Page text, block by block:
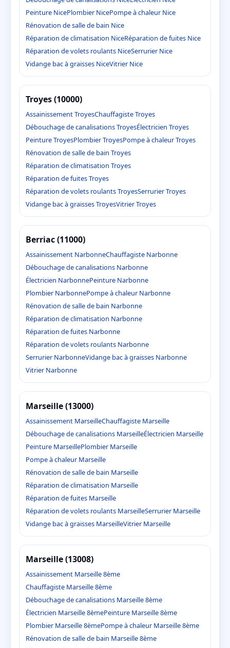
Peinture NicePlombier NicePompe à chaleur Nice
Rénovation de salle de bain Nice
Réparation de climatisation NiceRéparation de fuites Nice
Réparation de volets roulants NiceSerrurier Nice
Vidange bac à graisses NiceVitrier Nice
Troyes (10000)
Assainissement TroyesChauffagiste Troyes
Débouchage de canalisations TroyesÉlectricien Troyes
Peinture TroyesPlombier TroyesPompe à chaleur Troyes
Rénovation de salle de bain Troyes
Réparation de climatisation Troyes
Réparation de fuites Troyes
Réparation de volets roulants TroyesSerrurier Troyes
Vidange bac à graisses TroyesVitrier Troyes
Berriac (11000)
Assainissement NarbonneChauffagiste Narbonne
Débouchage de canalisations Narbonne
Électricien NarbonnePeinture Narbonne
Plombier NarbonnePompe à chaleur Narbonne
Rénovation de salle de bain Narbonne
Réparation de climatisation Narbonne
Réparation de fuites Narbonne
Réparation de volets roulants Narbonne
Serrurier NarbonneVidange bac à graisses Narbonne
Vitrier Narbonne
Marseille (13000)
Assainissement MarseilleChauffagiste Marseille
Débouchage de canalisations MarseilleÉlectricien Marseille
Peinture MarseillePlombier Marseille
Pompe à chaleur Marseille
Rénovation de salle de bain Marseille
Réparation de climatisation Marseille
Réparation de fuites Marseille
Réparation de volets roulants MarseilleSerrurier Marseille
Vidange bac à graisses MarseilleVitrier Marseille
Marseille (13008)
Assainissement Marseille 8ème
Chauffagiste Marseille 8ème
Débouchage de canalisations Marseille 8ème
Électricien Marseille 8èmePeinture Marseille 8ème
Plombier Marseille 8èmePompe à chaleur Marseille 8ème
Rénovation de salle de bain Marseille 8ème